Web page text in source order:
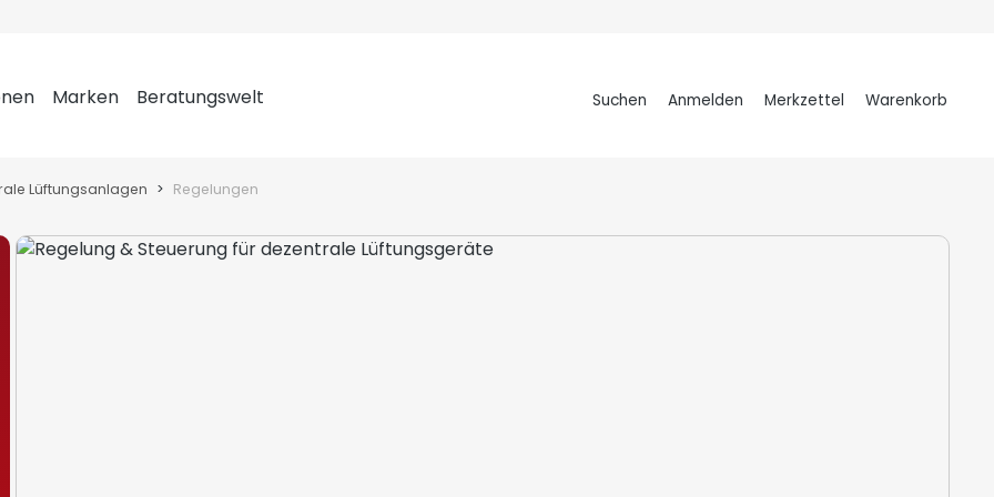
Marken Beratungswelt Suchen Anmelden Merkzettel Warenkorb
Lüftungsanlagen Regelungen